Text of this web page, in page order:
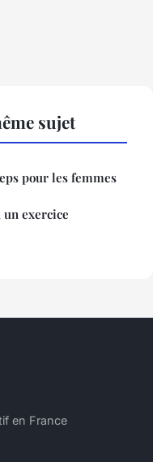
sujet
pour les femmes
exercice
en France